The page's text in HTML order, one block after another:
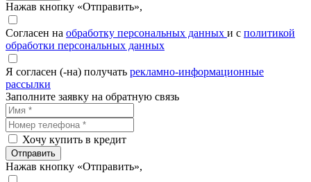
Нажав кнопку «Отправить»,
Согласен на обработку персональных данных и с политикой
обработки персональных данных
Я согласен (-на) получать рекламно-информационные
рассылки
Заполните заявку на обратную связь
Хочу купить в кредит
Отправить
Нажав кнопку «Отправить»,